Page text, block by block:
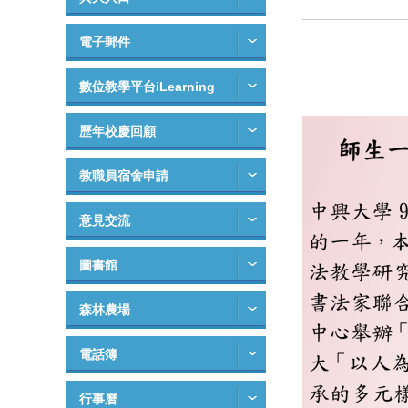
電子郵件
數位教學平台iLearning
歷年校慶回顧
教職員宿舍申請
意見交流
圖書館
森林農場
電話簿
行事曆